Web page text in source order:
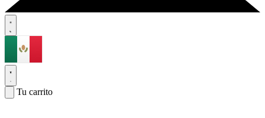
Tu carrito